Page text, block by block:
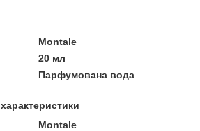
Montale
20 мл
Парфумована вода
Montale